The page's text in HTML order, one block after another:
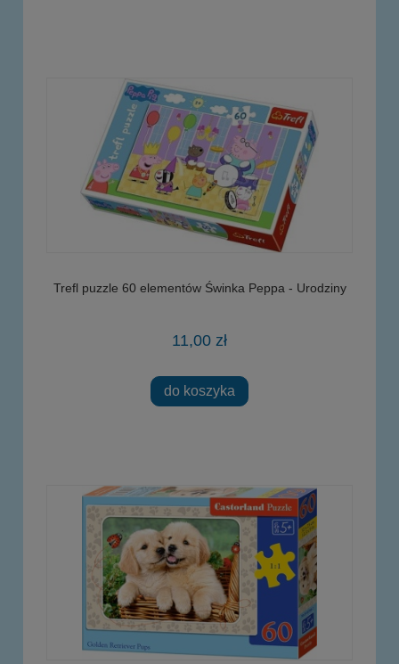
Trefl puzzle 60 elementów Świnka Peppa - Urodziny
11,00 zł
do koszyka